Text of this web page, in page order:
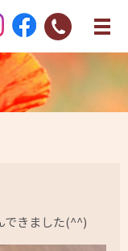
できました(^^)